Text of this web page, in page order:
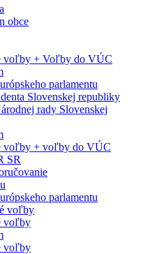
obce
voľby + Voľby do VÚC
parlamentu
Slovenskej republiky
rady Slovenskej
voľby + voľby do VÚC
SR
parlamentu
voľby
voľby
voľby